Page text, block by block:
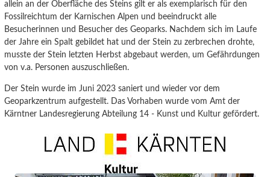
allein an der Oberfläche des Steins gilt er als exemplarisch für den
Fossilreichtum der Karnischen Alpen und beeindruckt alle
Besucherinnen und Besucher des Geoparks. Nachdem sich im Laufe
der Jahre ein Spalt gebildet hat und der Stein zu zerbrechen drohte,
musste der Stein letzten Herbst abgebaut werden, um Gefährdungen
von v.a. Personen auszuschließen.
Der Stein wurde im Juni 2023 saniert und wieder vor dem
Geoparkzentrum aufgestellt. Das Vorhaben wurde vom Amt der
Kärntner Landesregierung Abteilung 14 - Kunst und Kultur gefördert.